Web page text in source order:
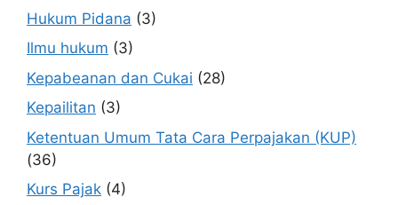
Hukum Pidana (3)
Ilmu hukum (3)
Kepabeanan dan Cukai (28)
Kepailitan (3)
Ketentuan Umum Tata Cara Perpajakan (KUP)
(36)
Kurs Pajak (4)